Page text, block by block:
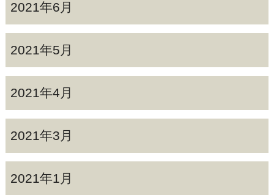
2021年6月
2021年5月
2021年4月
2021年3月
2021年1月